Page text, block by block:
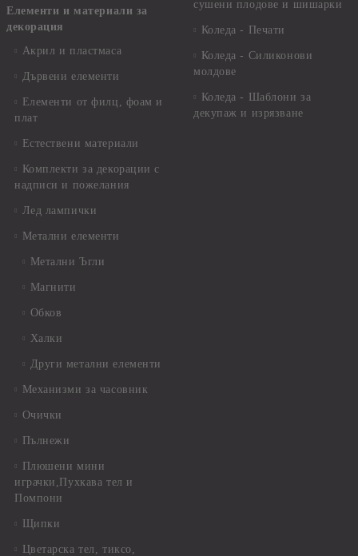
Елементи и материали за
декорация
Акрил и пластмаса
Дървени елементи
Елементи от филц, фоам и
плат
Естествени материали
Комплекти за декорации с
надписи и пожелания
Лед лампички
Метални елементи
Метални Ъгли
Магнити
Обков
Халки
Други метални елементи
Механизми за часовник
Очички
Пълнежи
Плюшени мини
играчки,Пухкава тел и
Помпони
Щипки
Цветарска тел, тиксо,
сушени плодове и шишарки
Коледа - Печати
Коледа - Силиконови
молдове
Коледа - Шаблони за
декупаж и изрязване